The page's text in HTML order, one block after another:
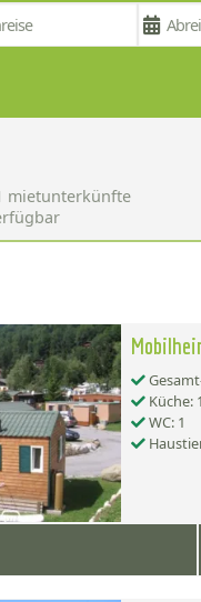
mietunterkünfte
Küche: 1
WC: 1